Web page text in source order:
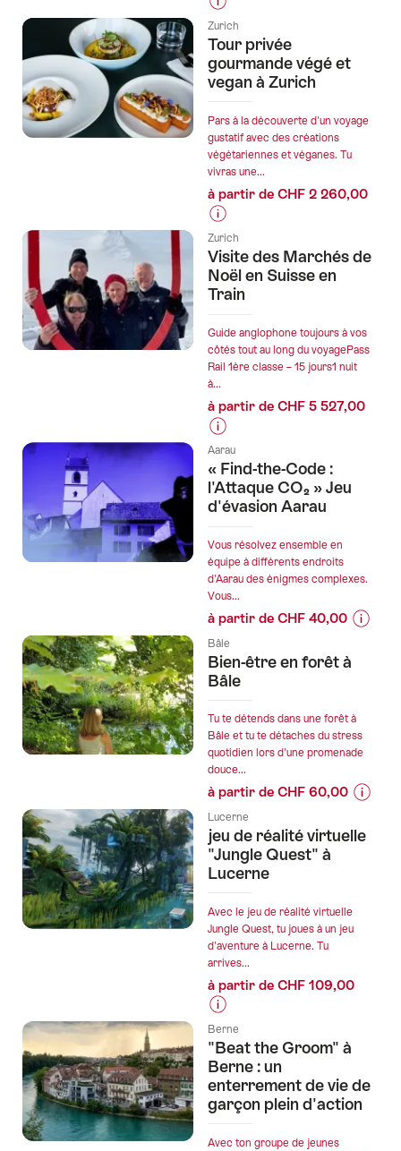
Zurich
avec
arrêt
de
2
à
Wettingen"
Informations
sur
les
prix
l’offre
"Plaisir
des
sports
nautiques
sur
le
lac
de
Zurich
départ
de
Zurich"
Zurich
Tour privée
gourmande végé et
vegan à Zurich
Pars à la découverte d'un voyage
gustatif avec des créations
végétariennes et véganes. Tu
vivras une...
à partir de CHF 2 260,00
Informations
sur
les
prix
l’offre
"Tour
privée
gourmande
végé
et
vegan
à
Zurich"
Zurich
Visite des Marchés de
Noël en Suisse en
Train
Guide anglophone toujours à vos
côtés tout au long du voyagePass
Rail 1ère classe – 15 jours1 nuit
à...
à partir de CHF 5 527,00
Informations
sur
les
prix
l’offre
"Visite
des
Marchés
de
Noël
en
Suisse
Train"
Aarau
« Find-the-Code :
l'Attaque CO₂ » Jeu
d'évasion Aarau
Vous résolvez ensemble en
équipe à différents endroits
d'Aarau des énigmes complexes.
Vous...
à partir de CHF 40,00
de
l’offre
"«
the-
:
Bâle
Bien-être en forêt à
Bâle
Tu te détends dans une forêt à
Bâle et tu te détaches du stress
quotidien lors d'une promenade
douce...
à partir de CHF 60,00
sur
"Bien-
forêt
Lucerne
jeu de réalité virtuelle
"Jungle Quest" à
Lucerne
Avec le jeu de réalité virtuelle
Jungle Quest, tu joues à un jeu
d'aventure à Lucerne. Tu
arrives...
à partir de CHF 109,00
Informations
sur
les
prix
de
"jeu
Berne
"Beat the Groom" à
Berne : un
enterrement de vie de
garçon plein d'action
Avec ton groupe de jeunes